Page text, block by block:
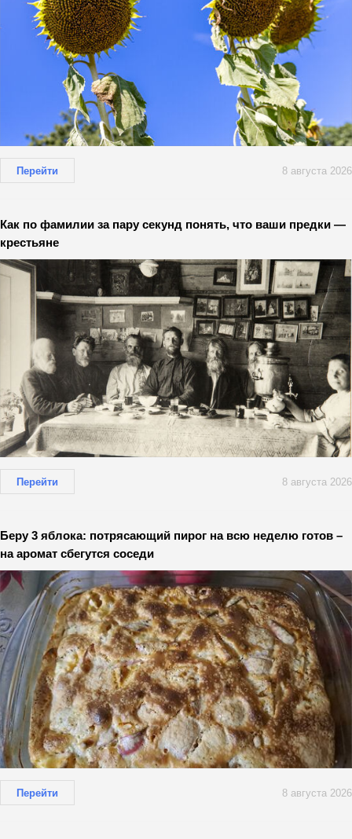
Перейти 8 августа 2026
Как по фамилии за пару секунд понять, что ваши предки —
крестьяне
Перейти 8 августа 2026
Беру 3 яблока: потрясающий пирог на всю неделю готов –
на аромат сбегутся соседи
Перейти 8 августа 2026